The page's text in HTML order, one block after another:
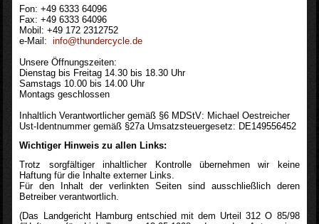
Fon: +49 6333 64096
Fax: +49 6333 64096
Mobil: +49 172 2312752
e-Mail:info@thundercycle.de
Unsere Öffnungszeiten:
Dienstag bis Freitag 14.30 bis 18.30 Uhr
Samstags 10.00 bis 14.00 Uhr
Montags geschlossen
Inhaltlich Verantwortlicher gemäß §6 MDStV: Michael Oestreicher
Ust-Identnummer gemäß §27a Umsatzsteuergesetz: DE149556452
Wichtiger Hinweis zu allen Links:
Trotz sorgfältiger inhaltlicher Kontrolle übernehmen wir keine
Haftung für die Inhalte externer Links.
Für den Inhalt der verlinkten Seiten sind ausschließlich deren
Betreiber verantwortlich.
(Das Landgericht Hamburg entschied mit dem Urteil 312 O 85/98